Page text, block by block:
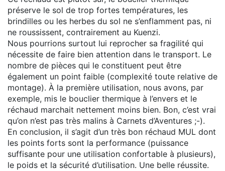
préserve le sol de trop fortes températures, les
brindilles ou les herbes du sol ne s’enflamment pas, ni
ne roussissent, contrairement au Kuenzi.
Nous pourrions surtout lui reprocher sa fragilité qui
nécessite de faire bien attention dans le transport. Le
nombre de pièces qui le constituent peut être
également un point faible (complexité toute relative de
montage). À la première utilisation, nous avons, par
exemple, mis le bouclier thermique à l’envers et le
réchaud marchait nettement moins bien. Bon, c’est vrai
qu’on n’est pas très malins à Carnets d’Aventures ;-).
En conclusion, il s’agit d’un très bon réchaud MUL dont
les points forts sont la performance (puissance
suffisante pour une utilisation confortable à plusieurs),
le poids et la sécurité d’utilisation. Une belle réussite.